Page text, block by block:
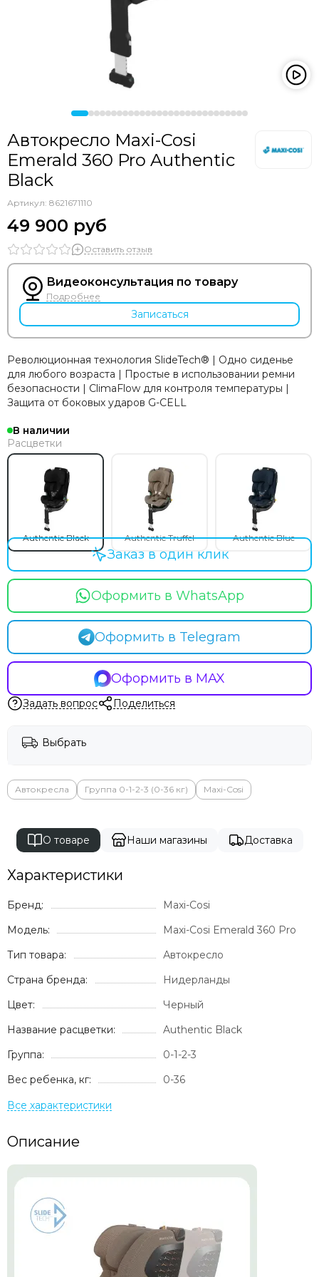
Автокресло Maxi-Cosi
Emerald 360 Pro Authentic
Black
Артикул: 8621671110
49 900 руб
Оставить отзыв
Видеоконсультация по товару
Подробнее
Записаться
Революционная технология SlideTech® | Одно сиденье
для любого возраста | Простые в использовании ремни
безопасности | ClimaFlow для контроля температуры |
Защита от боковых ударов G-CELL
В наличии
Расцветки
Authentic Black Authentic Truffel Authentic Blue
Оформить в WhatsApp
Оформить в Telegram
Оформить в MAX
Заказ в один клик
Задать вопрос Поделиться
Выбрать
Автокресла Группа 0-1-2-3 (0-36 кг) Maxi-Cosi
О товаре Наши магазины Доставка
Характеристики
Бренд:
Maxi-Cosi
Модель:
Maxi-Cosi Emerald 360 Pro
Тип товара:
Автокресло
Страна бренда:
Нидерланды
Цвет:
Черный
Название расцветки:
Authentic Black
Группа:
0-1-2-3
Вес ребенка, кг:
0-36
Описание